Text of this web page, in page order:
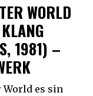
WORLD
1981) –
World es sin